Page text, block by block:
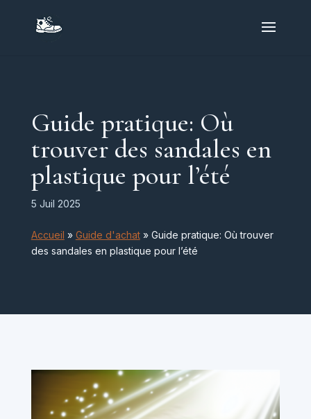
Guide pratique: Où
trouver des sandales en
plastique pour l’été
5 Juil 2025
Accueil » Guide d'achat» Guide pratique: Où trouver
des sandales en plastique pour l’été